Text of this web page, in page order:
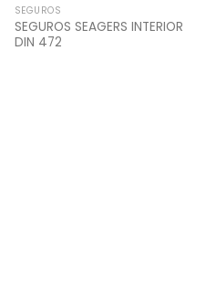
Add to
Wishlist
SEGUROS
SEGUROS SEAGERS INTERIOR
DIN 472